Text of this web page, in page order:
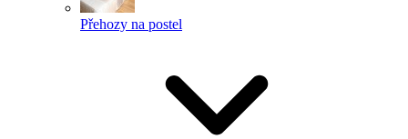
Přehozy na postel